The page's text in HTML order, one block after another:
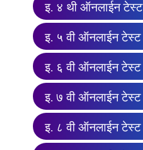
इ. ४ थी ऑनलाईन टेस्ट
इ. ५ वी ऑनलाईन टेस्ट
इ. ६ वी ऑनलाईन टेस्ट
इ. ७ वी ऑनलाईन टेस्ट
इ. ८ वी ऑनलाईन टेस्ट